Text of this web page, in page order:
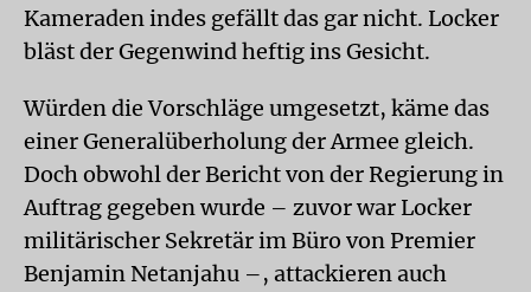
Kameraden indes gefällt das gar nicht. Locker
bläst der Gegenwind heftig ins Gesicht.
Würden die Vorschläge umgesetzt, käme das
einer Generalüberholung der Armee gleich.
Doch obwohl der Bericht von der Regierung in
Auftrag gegeben wurde – zuvor war Locker
militärischer Sekretär im Büro von Premier
Benjamin Netanjahu –, attackieren auch